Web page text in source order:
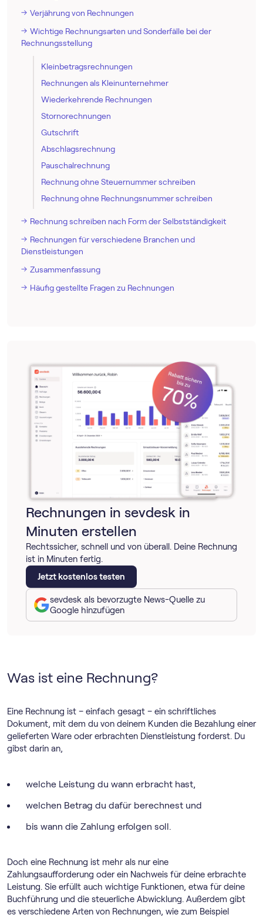
Rechnungen in sevdesk in
Minuten erstellen
Rechtssicher, schnell und von überall. Deine Rechnung
ist in Minuten fertig.
Jetzt kostenlos testen
sevdesk als bevorzugte News-Quelle zu
Google hinzufügen
Verjährung von Rechnungen
Wichtige Rechnungsarten und Sonderfälle bei der
Rechnungsstellung
Kleinbetragsrechnungen
Rechnungen als Kleinunternehmer
Wiederkehrende Rechnungen
Stornorechnungen
Gutschrift
Abschlagsrechnung
Pauschalrechnung
Rechnung ohne Steuernummer schreiben
Rechnung ohne Rechnungsnummer schreiben
Rechnung schreiben nach Form der Selbstständigkeit
Rechnungen für verschiedene Branchen und
Dienstleistungen
Zusammenfassung
Häufig gestellte Fragen zu Rechnungen
Was ist eine Rechnung?
Eine Rechnung ist – einfach gesagt – ein schriftliches
Dokument, mit dem du von deinem Kunden die Bezahlung einer
gelieferten Ware oder erbrachten Dienstleistung forderst. Du
gibst darin an,
welche Leistung du wann erbracht hast,
welchen Betrag du dafür berechnest und
bis wann die Zahlung erfolgen soll.
Doch eine Rechnung ist mehr als nur eine
Zahlungsaufforderung oder ein Nachweis für deine erbrachte
Leistung. Sie erfüllt auch wichtige Funktionen, etwa für deine
Buchführung und die steuerliche Abwicklung. Außerdem gibt
es verschiedene Arten von Rechnungen, wie zum Beispiel